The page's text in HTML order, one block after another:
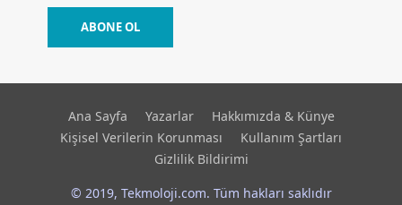
ABONE OL
Ana Sayfa Yazarlar
Hakkımızda & Künye
Kişisel Verilerin Korunması
Kullanım Şartları
Gizlilik Bildirimi
© 2019, Tekmoloji.com. Tüm hakları saklıdır